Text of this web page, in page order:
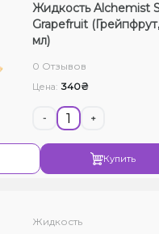
Жидкость Alchemist
Grapefruit
мл)
0 Отзывов
Цена: 340₴
- +
Купить
Жидкость